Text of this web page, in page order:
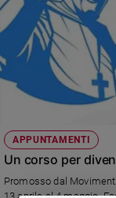
fede
Parola
del
giorno
Santo
Società
e
valori
APPUNTAMENTI
Un corso per
Promosso dal